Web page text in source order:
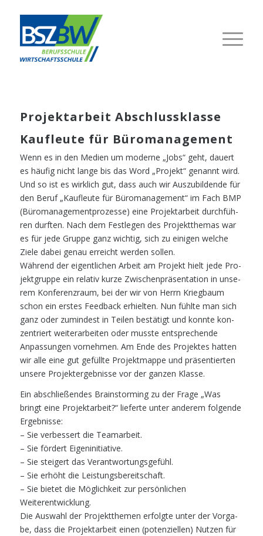
Pro­jekt­ar­beit Abschluss­klas­se
Kauf­leu­te für Büromanagement
Wenn es in den Medi­en um moder­ne „Jobs“ geht, dau­ert
es häu­fig nicht lan­ge bis das Word „Pro­jekt“ genannt wird.
Und so ist es wirk­lich gut, dass auch wir Aus­zu­bil­den­de für
den Beruf „Kauf­leu­te für Büro­ma­nage­ment“ im Fach BMP
(Büro­ma­nage­ment­pro­zes­se) eine Pro­jekt­ar­beit durch­füh­
ren durf­ten. Nach dem Fest­le­gen des Pro­jekt­the­mas war
es für jede Grup­pe ganz wich­tig, sich zu eini­gen wel­che
Zie­le dabei genau erreicht wer­den sollen.
Wäh­rend der eigent­li­chen Arbeit am Pro­jekt hielt jede Pro­
jekt­grup­pe ein rela­tiv kur­ze Zwi­schen­prä­sen­ta­ti­on in unse­
rem Kon­fe­renz­raum, bei der wir von Herrn Krieg­baum
schon ein ers­tes Feed­back erhiel­ten. Nun fühl­te man sich
ganz oder zumin­dest in Tei­len bestä­tigt und konn­te kon­
zen­triert wei­ter­ar­bei­ten oder muss­te ent­spre­chen­de
Anpas­sun­gen vor­neh­men. Am Ende des Pro­jek­tes hat­ten
wir alle eine gut gefüll­te Pro­jekt­map­pe und prä­sen­tier­ten
unse­re Pro­jekt­er­geb­nis­se vor der gan­zen Klasse.
Ein abschlie­ßen­des Brain­stor­ming zu der Fra­ge „Was
bringt eine Pro­jekt­ar­beit?“ lie­fer­te unter ande­rem fol­gen­de
Ergebnisse:
– Sie ver­bes­sert die Teamarbeit.
– Sie för­dert Eigeninitiative.
– Sie stei­gert das Verantwortungsgefühl.
– Sie erhöht die Leistungsbereitschaft.
– Sie bie­tet die Mög­lich­keit zur per­sön­li­chen
Weiterentwicklung.
Die Aus­wahl der Pro­jekt­the­men erfolg­te unter der Vor­ga­
be, dass die Pro­jekt­ar­beit einen (poten­zi­el­len) Nut­zen für